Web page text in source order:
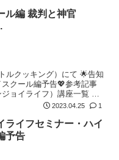
ル編 裁判と神官
クッキング）にて 🌟告知
クール編予告💖参考記事
ョイライフ）講座一覧 は
2023.04.25 1
ライフセミナー・ハイ
予告